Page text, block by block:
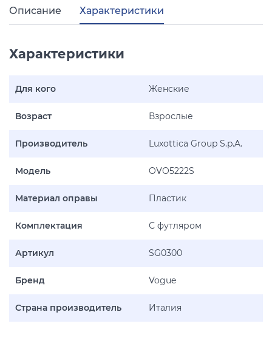
Описание Характеристики
Характеристики
Для кого Женские
Возраст Взрослые
Производитель Luxottica Group S.p.A.
Модель OVO5222S
Материал оправы Пластик
Комплектация С футляром
Артикул SG0300
Бренд Vogue
Страна производитель Италия